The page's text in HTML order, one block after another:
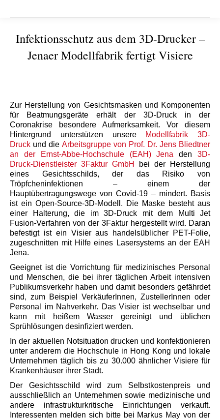
Infektionsschutz aus dem 3D-Drucker –
Jenaer Modellfabrik fertigt Visiere
Zur Herstellung von Gesichtsmasken und Komponenten
für Beatmungsgeräte erhält der 3D-Druck in der
Coronakrise besondere Aufmerksamkeit. Vor diesem
Hintergrund unterstützen unsere
Modellfabrik 3D-
Druck und die Arbeitsgruppe von Prof. Dr. Jens Bliedtner
an der Ernst-Abbe-Hochschule (EAH) Jena den3D-
Druck-Dienstleister 3Faktur GmbH
bei der Herstellung
eines Gesichtsschilds, der das Risiko von
Tröpfcheninfektionen – einem der
Hauptübertragungswege von Covid-19 – mindert. Basis
ist ein Open-Source-3D-Modell. Die Maske besteht aus
einer Halterung, die im 3D-Druck mit dem Multi Jet
Fusion-Verfahren von der 3Faktur hergestellt wird. Daran
befestigt ist ein Visier aus handelsüblicher PET-Folie,
zugeschnitten mit Hilfe eines Lasersystems an der EAH
Jena.
Geeignet ist die Vorrichtung für medizinisches Personal
und Menschen, die bei ihrer täglichen Arbeit intensiven
Publikumsverkehr haben und damit besonders gefährdet
sind, zum Beispiel VerkäuferInnen, ZustellerInnen oder
Personal im Nahverkehr. Das Visier ist wechselbar und
kann mit heißem Wasser gereinigt und üblichen
Sprühlösungen desinfiziert werden.
In der aktuellen Notsituation drucken und konfektionieren
unter anderem die Hochschule in Hong Kong und lokale
Unternehmen täglich bis zu 30.000 ähnlicher Visiere für
Krankenhäuser ihrer Stadt.
Der Gesichtsschild wird zum Selbstkostenpreis und
ausschließlich an Unternehmen sowie medizinische und
andere infrastrukturkritische Einrichtungen verkauft.
Interessenten melden sich bitte bei Markus May von der